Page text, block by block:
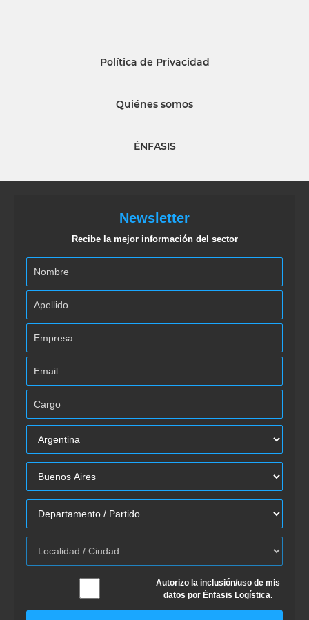
Política de Privacidad
Quiénes somos
ÉNFASIS
Newsletter
Recibe la mejor información del sector
Autorizo la inclusión/uso de mis
datos por Énfasis Logística.